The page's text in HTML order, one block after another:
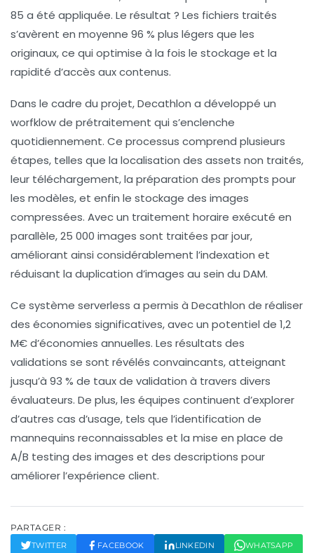
85 a été appliquée. Le résultat ? Les fichiers traités
s’avèrent en moyenne 96 % plus légers que les
originaux, ce qui optimise à la fois le stockage et la
rapidité d’accès aux contenus.
Dans le cadre du projet, Decathlon a développé un
worfklow de prétraitement qui s’enclenche
quotidiennement. Ce processus comprend plusieurs
étapes, telles que la localisation des assets non traités,
leur téléchargement, la préparation des prompts pour
les modèles, et enfin le stockage des images
compressées. Avec un traitement horaire exécuté en
parallèle, 25 000 images sont traitées par jour,
améliorant ainsi considérablement l’indexation et
réduisant la duplication d’images au sein du DAM.
Ce système serverless a permis à Decathlon de réaliser
des économies significatives, avec un potentiel de 1,2
M€ d’économies annuelles. Les résultats des
validations se sont révélés convaincants, atteignant
jusqu’à 93 % de taux de validation à travers divers
évaluateurs. De plus, les équipes continuent d’explorer
d’autres cas d’usage, tels que l’identification de
mannequins reconnaissables et la mise en place de
A/B testing des images et des descriptions pour
améliorer l’expérience client.
PARTAGER :
TWITTER FACEBOOK LINKEDIN WHATSAPP